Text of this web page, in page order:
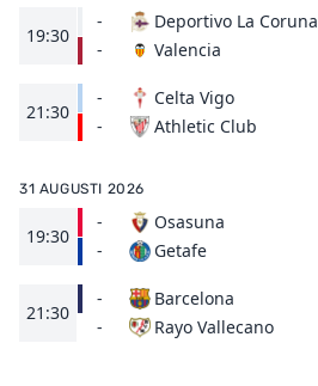
19:30
-
-
Deportivo La Coruna
Valencia
21:30
-
-
Celta Vigo
Athletic Club
31 AUGUSTI 2026
19:30
-
-
Osasuna
Getafe
21:30
-
-
Barcelona
Rayo Vallecano